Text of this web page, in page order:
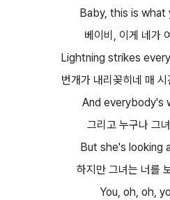
Baby, this is what
베이비, 이게 네가
Lightning strikes
번개가 내리꽂히네 매
And everybody's
그리고 누구나 그
But she's looking
하지만 그녀는 너를
You, oh, oh,